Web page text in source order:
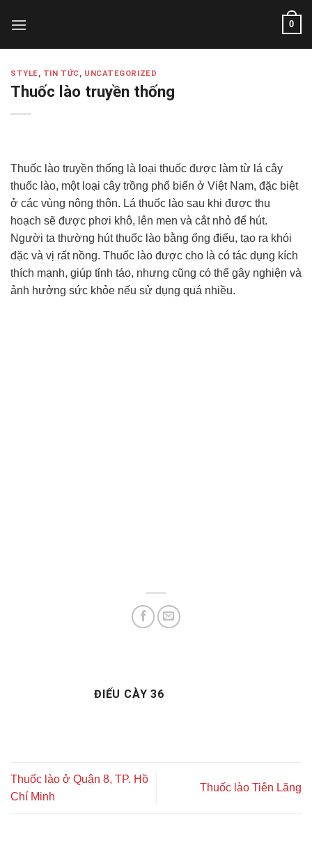
0
STYLE, TIN TỨC, UNCATEGORIZED
Thuốc lào truyền thống
Thuốc lào truyền thống là loại thuốc được làm từ lá cây
thuốc lào, một loại cây trồng phổ biến ở Việt Nam, đặc biệt
ở các vùng nông thôn. Lá thuốc lào sau khi được thu
hoạch sẽ được phơi khô, lên men và cắt nhỏ để hút.
Người ta thường hút thuốc lào bằng ống điếu, tạo ra khói
đặc và vị rất nồng. Thuốc lào được cho là có tác dụng kích
thích mạnh, giúp tỉnh táo, nhưng cũng có thể gây nghiện và
ảnh hưởng sức khỏe nếu sử dụng quá nhiều.
ĐIẾU CÀY 36
Thuốc lào ở Quận 8, TP. Hồ
Chí Minh
Thuốc lào Tiên Lãng